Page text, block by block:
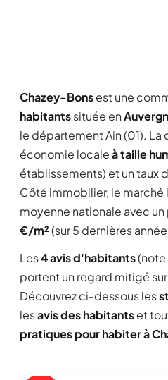
Chazey-Bonsest une
habitantssituée en
le département Ain (01).
économie localeà taille
établissements) et un taux
Côté immobilier, le marché
moyenne nationale avec
€/m²(sur 5 dernières
Les4 avis d'habitants
portent un regard mitigé
Découvrez ci-dessous les
lesavis des habitantset
pratiques pour habiter à